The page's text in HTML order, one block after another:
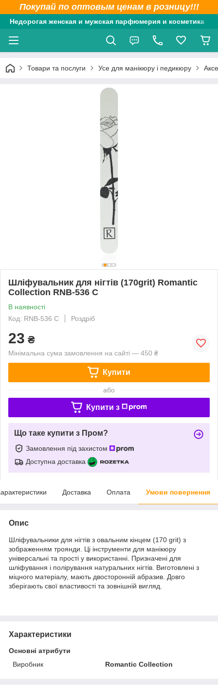
Покупай по оптовым ценам в розницу!!!
Недорогая женская и мужская парфюмерия и косметика
Товари та послуги Усе для манікюру і педикюру
Шліфувальник для нігтів (170grit) Romantic
Collection RNB-536 C
В наявності
Код: RNB-536 C
Роздріб
23 ₴
Мінімальна сума замовлення на сайті — 450 ₴
Купити
або
Купити з
Що таке купити з Пром?
Замовлення під захистом
Доступна доставка
Доставка Оплата Умови повернення
Опис
Шліфувальники для нігтів з овальним кінцем (170 grit) з
зображенням троянди. Ці інструменти для манікюру
універсальні та прості у використанні. Призначені для
шліфування і полірування натуральних нігтів. Виготовлені з
міцного матеріалу, мають двосторонній абразив. Довго
зберігають свої властивості та зовнішній вигляд.
Характеристики
Основні атрибути
Виробник
Romantic Collection